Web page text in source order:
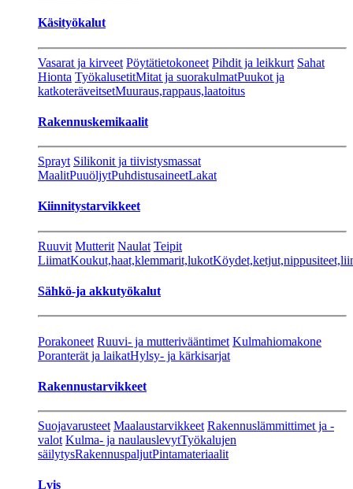
Käsityökalut
Vasarat ja kirveet Pöytätietokoneet Pihdit ja leikkurt Sahat
Hionta TyökalusetitMitat ja suorakulmatPuukot ja
katkoteräveitsetMuuraus,rappaus,laatoitus
Rakennuskemikaalit
Sprayt Silikonit ja tiivistysmassat
MaalitPuuöljytPuhdistusaineetLakat
Kiinnitystarvikkeet
Ruuvit Mutterit Naulat Teipit
LiimatKoukut,haat,klemmarit,lukot
Sähkö-ja akkutyökalut
Porakoneet Ruuvi- ja mutterivääntimet Kulmahiomakone
Poranterät ja laikatHylsy- ja kärkisarjat
Rakennustarvikkeet
Suojavarusteet Maalaustarvikkeet Rakennuslämmittimet ja -
valot Kulma- ja naulauslevytTyökalujen
säilytysRakennuspaljutPintamateriaalit
Lvis